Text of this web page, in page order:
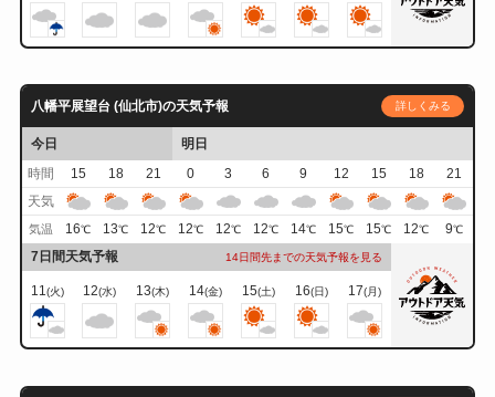
八幡平展望台 (仙北市)の天気予報 詳しくみる
今日
明日
時間
15 18 21 0 3 6 9 12 15 18
21
天気
気温 16℃ 13℃ 12℃ 12℃ 12℃ 12℃ 14℃ 15℃ 15℃ 12℃ 9℃
7日間天気予報 14日間先までの天気予報を見る
11(火) 12(水) 13(木) 14(金) 15(土) 16(日) 17(月)